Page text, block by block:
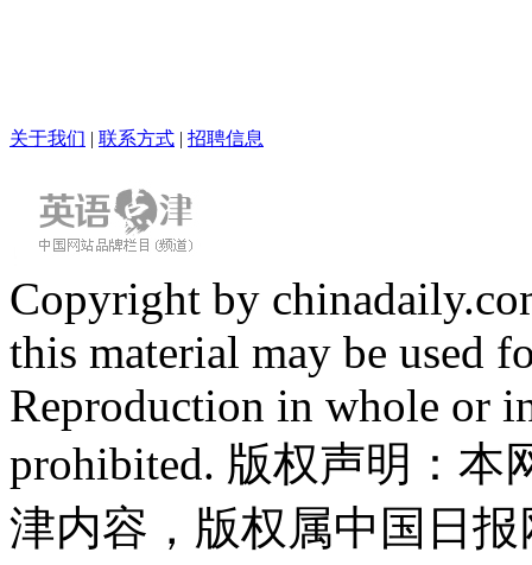
关于我们 | 联系方式 | 招聘信息
Copyright by
this material may be used
Reproduction in whole or
prohibited. 版权声明：
津内容，版权属中国日